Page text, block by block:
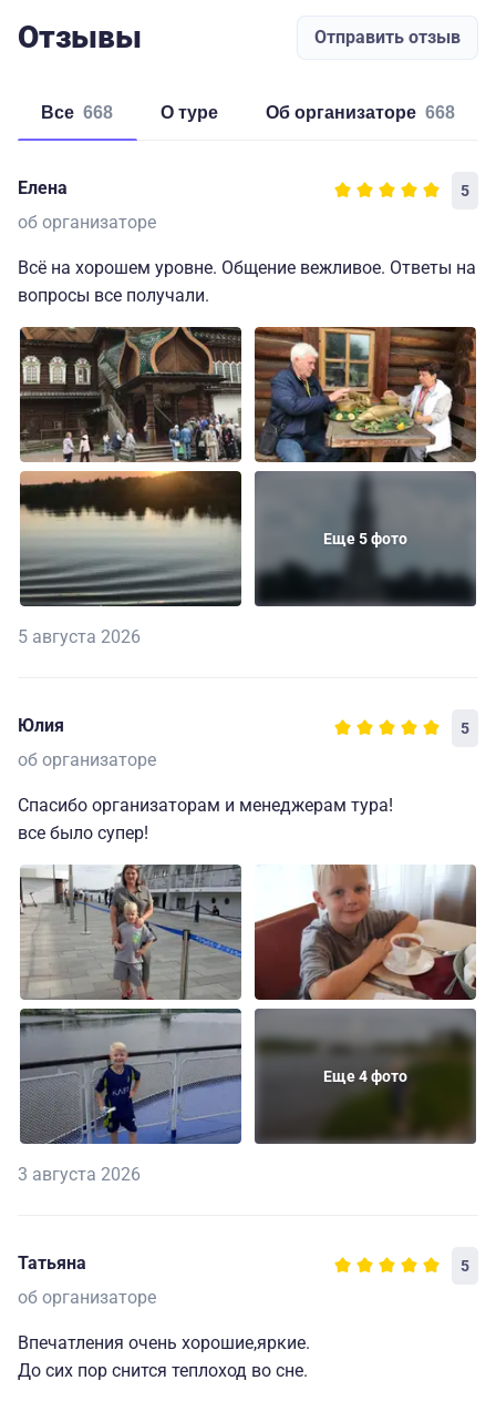
Отзывы Отправить отзыв
Все 668 о туре об организаторе 668
Елена 5
об организаторе
Всё на хорошем уровне. Общение вежливое. Ответы на
вопросы все получали.
Еще 5 фото
5 августа 2026
Юлия 5
об организаторе
Спасибо организаторам и менеджерам тура!
все было супер!
Еще 4 фото
3 августа 2026
Татьяна 5
об организаторе
Впечатления очень хорошие,яркие.
До сих пор снится теплоход во сне.